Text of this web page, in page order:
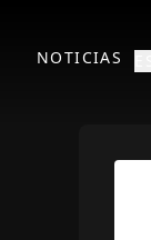
NOTICIAS